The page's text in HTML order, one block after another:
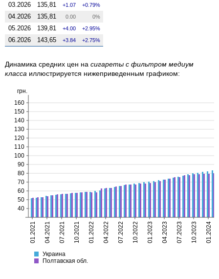
03.2026 135,81 1.07 0.79%
04.2026 135,81 0.00 0%
05.2026 139,81 4.00 2.95%
06.2026 143,65 3.84 2.75%
Динамика средних цен на сигареты с фильтром медиум
класса иллюстрируется нижеприведенным графиком:
Украина
Полтавская
01.2021 04.2021 07.2021 10.2021 01.2022 04.2022 07.2022 10.2022 01.2023 04.2023 07.2023 10.2023 01.2024
40
50
60
70
80
90
100
110
120
130
140
150
160
грн.
Украина
Полтавская обл.